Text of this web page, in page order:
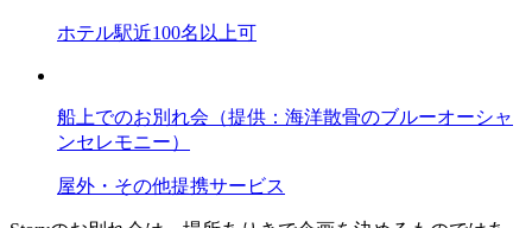
ホテル駅近100名以上可
船上でのお別れ会（提供：海洋散骨のブルーオーシャ
ンセレモニー）
屋外・その他提携サービス